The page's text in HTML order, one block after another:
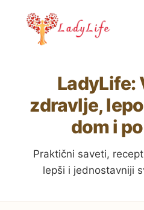
LadyLife:
zdravlje,
dom i
Praktični saveti,
lepši i jednostavniji